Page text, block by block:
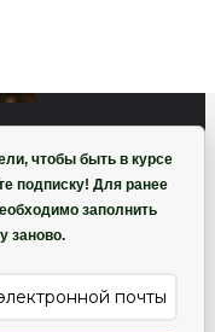
чтобы быть в курсе
подписку! Для ранее
заполнить
заново.